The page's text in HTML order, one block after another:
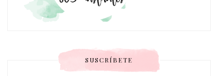
SUSCRÍBETE